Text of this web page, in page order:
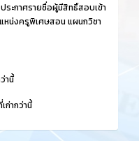
ประกาศรายชื่อผู้มีสิทธิ์สอบเข้า
หน่งครูพิเศษสอน แผนกวิชา
านี้
ก่ากว่านี้